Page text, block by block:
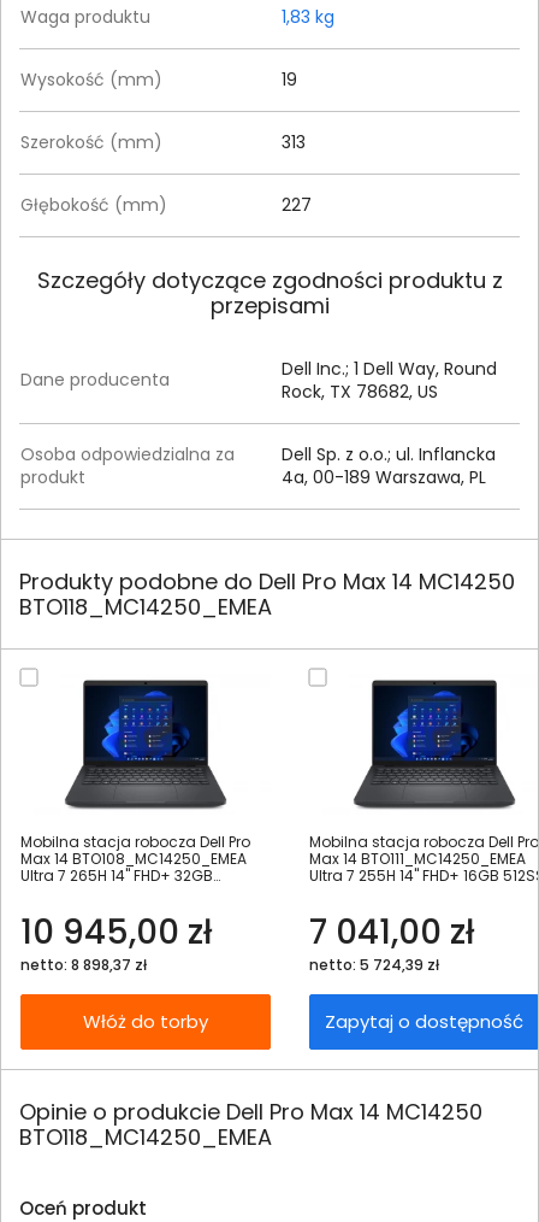
Waga produktu 1,83 kg
Wysokość (mm) 19
Szerokość (mm) 313
Głębokość (mm) 227
Szczegóły dotyczące zgodności produktu z
przepisami
Dane producenta
Dell Inc.; 1 Dell Way, Round
Rock, TX 78682, US
Osoba odpowiedzialna za
produkt
Dell Sp. z o.o.; ul. Inflancka
4a, 00-189 Warszawa, PL
Produkty podobne do Dell Pro Max 14 MC14250
BTO118_MC14250_EMEA
Mobilna stacja robocza Dell Pro
Max 14 BTO108_MC14250_EMEA
Ultra 7 265H 14" FHD+ 32GB
10 945,00 zł
netto: 8 898,37 zł
Włóż do torby
Mobilna stacja robocza Dell Pro
Max 14 BTO111_MC14250_EMEA
Ultra 7 255H 14" FHD+ 16GB
7 041,00 zł
netto: 5 724,39 zł
Zapytaj o dostępność
Opinie o produkcie Dell Pro Max 14 MC14250
BTO118_MC14250_EMEA
Oceń produkt